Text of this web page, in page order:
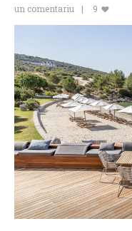
un comentariu
9